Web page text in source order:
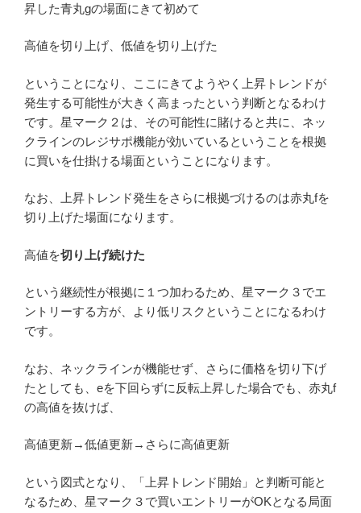
昇した青丸gの場面にきて初めて
高値を切り上げ、低値を切り上げた
ということになり、ここにきてようやく上昇トレンドが
発生する可能性が大きく高まったという判断となるわけ
です。星マーク２は、その可能性に賭けると共に、ネッ
クラインのレジサポ機能が効いているということを根拠
に買いを仕掛ける場面ということになります。
なお、上昇トレンド発生をさらに根拠づけるのは赤丸fを
切り上げた場面になります。
高値を切り上げ続けた
という継続性が根拠に１つ加わるため、星マーク３でエ
ントリーする方が、より低リスクということになるわけ
です。
なお、ネックラインが機能せず、さらに価格を切り下げ
たとしても、eを下回らずに反転上昇した場合でも、赤丸f
の高値を抜けば、
高値更新→低値更新→さらに高値更新
という図式となり、「上昇トレンド開始」と判断可能と
なるため、星マーク３で買いエントリーがOKとなる局面